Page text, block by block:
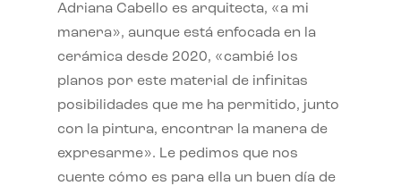
Adriana Cabello es arquitecta, «a mi
manera», aunque está enfocada en la
cerámica desde 2020, «cambié los
planos por este material de infinitas
posibilidades que me ha permitido, junto
con la pintura, encontrar la manera de
expresarme». Le pedimos que nos
cuente cómo es para ella un buen día de